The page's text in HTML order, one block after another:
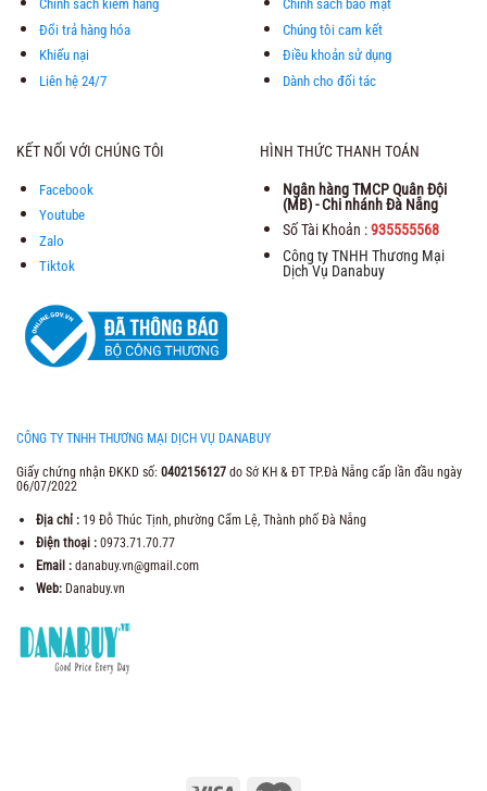
Chính sách kiểm hàng
Đổi trả hàng hóa
Khiếu nại
Liên hệ 24/7
Chính sách bảo mật
Chúng tôi cam kết
Điều khoản sử dụng
Dành cho đối tác
KẾT NỐI VỚI CHÚNG TÔI
Facebook
Youtube
Zalo
Tiktok
HÌNH THỨC THANH TOÁN
Ngân hàng TMCP Quân Đội
(MB) - Chi nhánh Đà Nẵng
Số Tài Khoản :935555568
Công ty TNHH Thương Mại
Dịch Vụ Danabuy
CÔNG TY TNHH THƯƠNG MẠI DỊCH VỤ DANABUY
Giấy chứng nhận ĐKKD số: 0402156127 do Sở KH & ĐT TP.Đà Nẵng cấp lần đầu ngày
06/07/2022
Địa chỉ :19 Đỗ Thúc Tịnh, phường Cẩm Lệ, Thành phố Đà Nẵng
Điện thoại :0973.71.70.77
Email : danabuy.vn@gmail.com
Web: Danabuy.vn